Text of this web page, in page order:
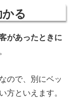
る
があったときに
ので、別にベッ
方といえます。